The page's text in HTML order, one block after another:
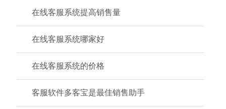
在线客服系统提高销售量
在线客服系统哪家好
在线客服系统的价格
客服软件多客宝是最佳销售助手